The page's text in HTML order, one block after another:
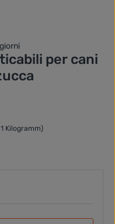
per cani
Kilogramm)